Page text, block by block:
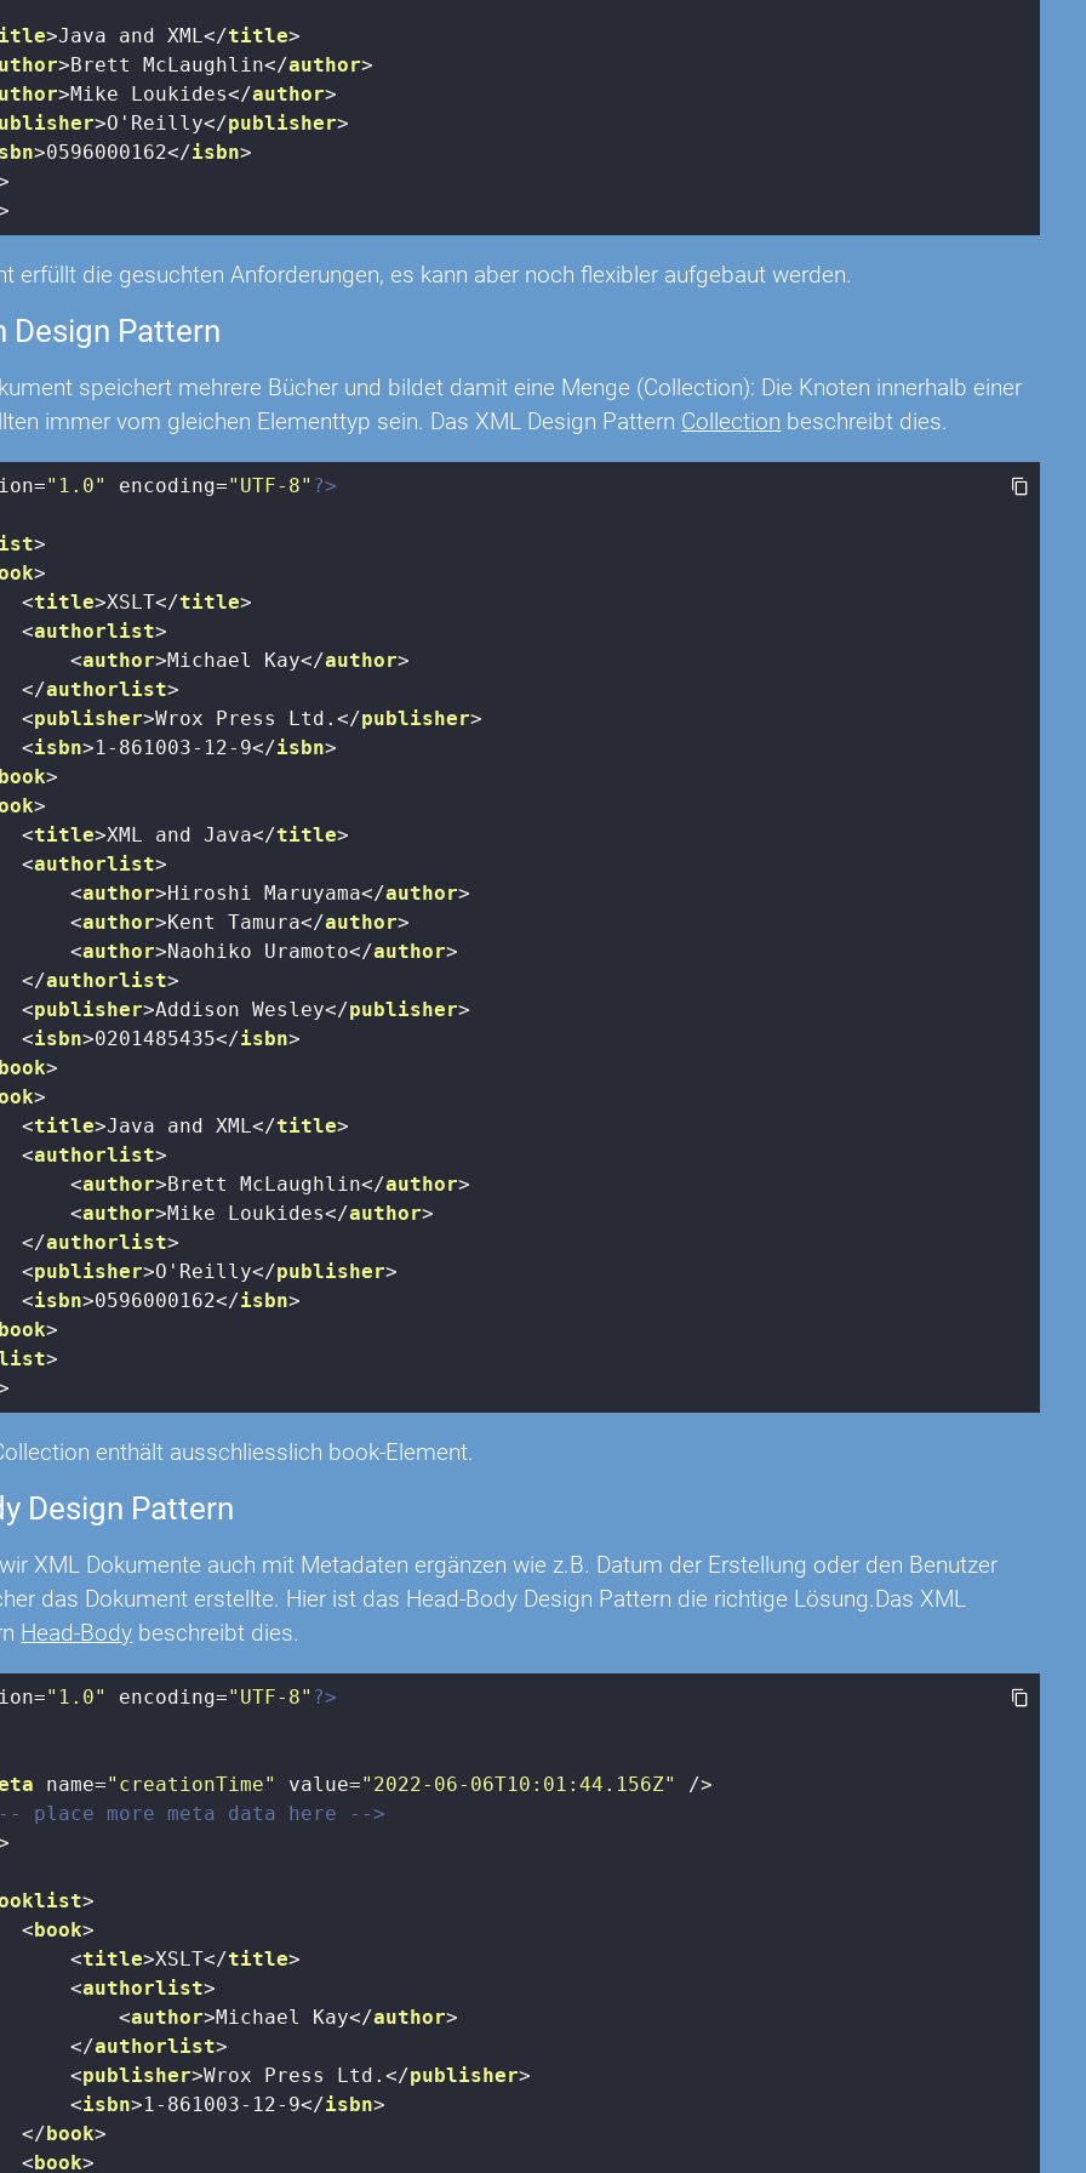
>Java and XML</title>
> Brett McLaughlin</author>
>Mike Loukides</author>
>O'Reilly</publisher>
>0596000162</isbn>
erfüllt die gesuchten Anforderungen, es kann aber noch flexibler aufgebaut werden.
Design Pattern
speichert mehrere Bücher und bildet damit eine Menge (Collection): Die Knoten innerhalb einer
immer vom gleichen Elementtyp sein. Das XML Design Pattern Collection beschreibt dies.
"1.0" encoding="UTF-8" ?>
>
>
<title>XSLT</title>
<authorlist>
<author>Michael Kay</author>
</authorlist>
<publisher>Wrox Press Ltd.</publisher>
<isbn>1-861003-12-9</isbn>
book>
>
<title>XML and Java</title>
<authorlist>
<author>Hiroshi Maruyama</author>
<author>Kent Tamura</author>
<author>Naohiko Uramoto</author>
</authorlist>
<publisher>Addison Wesley</publisher>
<isbn>0201485435</isbn>
book>
>
<title>Java and XML</title>
<authorlist>
<author> Brett McLaughlin</author>
<author>Mike Loukides</author>
</authorlist>
<publisher>O'Reilly</publisher>
<isbn>0596000162</isbn>
book>
>
enthält ausschliesslich book-Element.
Design Pattern
XML Dokumente auch mit Metadaten ergänzen wie z.B. Datum der Erstellung oder den Benutzer
das Dokument erstellte. Hier ist das Head-Body Design Pattern die richtige Lösung.Das XML
Head-Body beschreibt dies.
"1.0" encoding="UTF-8" ?>
name="creationTime" value="2022-06-06T10:01:44.156Z"
/>
place more meta data here -->
>
< book>
<title>XSLT</title>
<authorlist>
<author>Michael Kay</author>
</authorlist>
<publisher>Wrox Press Ltd.</publisher>
<isbn>1-861003-12-9</isbn>
</ book>
< book>